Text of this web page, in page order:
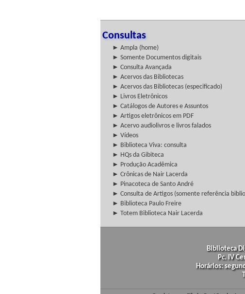
Consultas
► Ampla (home)
► Somente Documentos digitais
► Consulta Avançada
► Acervos das Bibliotecas
► Acervos das Bibliotecas (especificado)
► Livros Eletrônicos
► Catálogos de Autores e Assuntos
► Artigos eletrônicos em PDF
► Acervo audiolivros e livros falados
► Vídeos
► Biblioteca Viva: consulta
► HQs da Gibiteca
► Produção Acadêmica
► Crônicas de Nair Lacerda
► Pinacoteca de Santo André
► Consulta de Artigos (somente referência
► Biblioteca Paulo Freire
► Totem Biblioteca Nair Lacerda
Biblioteca
Pc. IV
Horários: